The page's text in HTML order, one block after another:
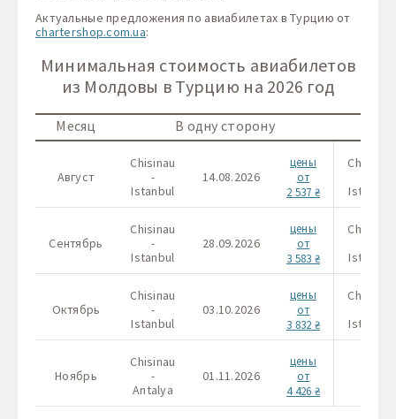
Актуальные предложения по авиабилетах в Турцию от
chartershop.com.ua:
Минимальная стоимость авиабилетов
из Молдовы в Турцию на 2026 год
Месяц В одну сторону
Август
Chisinau
-
Istanbul
14.08.2026
цены
от
2 537 ₴
Chisinau
Istanbul
Сентябрь
Chisinau
-
Istanbul
28.09.2026
цены
от
3 583 ₴
Chisinau
Istanbul
Октябрь
Chisinau
-
Istanbul
03.10.2026
цены
от
3 832 ₴
Chisinau
Istanbul
Ноябрь
Chisinau
-
Antalya
01.11.2026
цены
от
4 426 ₴